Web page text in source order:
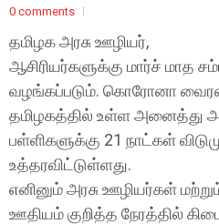
0 comments
தமிழக அரசு ஊழியர்,
ஆசிரியர்களுக்கு மார்ச் மாத
வழங்கப்படும். கொரோனா
தமிழகத்தில் உள்ள அனைத்து
பள்ளிகளுக்கு 21 நாட்கள்
உத்தரவிட்டுள்ளது.
எனினும் அரசு ஊழியர்கள்
ஊதியம் குறித்த நேரத்தில்